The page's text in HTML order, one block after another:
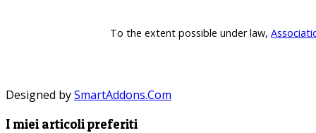
To the extent possible under law,
Designed bySmartAddons.Com
I miei articoli preferiti